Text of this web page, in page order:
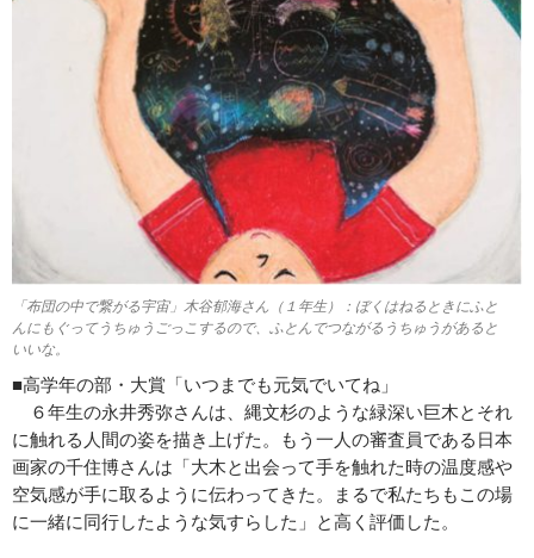
「布団の中で繋がる宇宙」木谷郁海さん（１年生）：ぼくはねるときにふと
んにもぐってうちゅうごっこするので、ふとんでつながるうちゅうがあると
いいな。
■高学年の部・大賞「いつまでも元気でいてね」
６年生の永井秀弥さんは、縄文杉のような緑深い巨木とそれ
に触れる人間の姿を描き上げた。もう一人の審査員である日本
画家の千住博さんは「大木と出会って手を触れた時の温度感や
空気感が手に取るように伝わってきた。まるで私たちもこの場
に一緒に同行したような気すらした」と高く評価した。